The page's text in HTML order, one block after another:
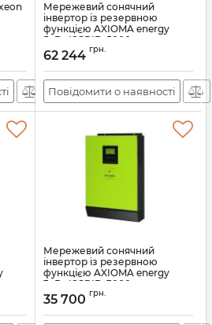
Мережевий сонячний
інвертор із резервною
функцією AXIOMA energy
5кВт ISGRID-5000
Артикул: АН009524
62 244 грн.
Повідомити о наявності
Мережевий сонячний
інвертор із резервною
функцією AXIOMA energy
3кВт ISGRID-3000
Артикул: АН009522
35 700 грн.